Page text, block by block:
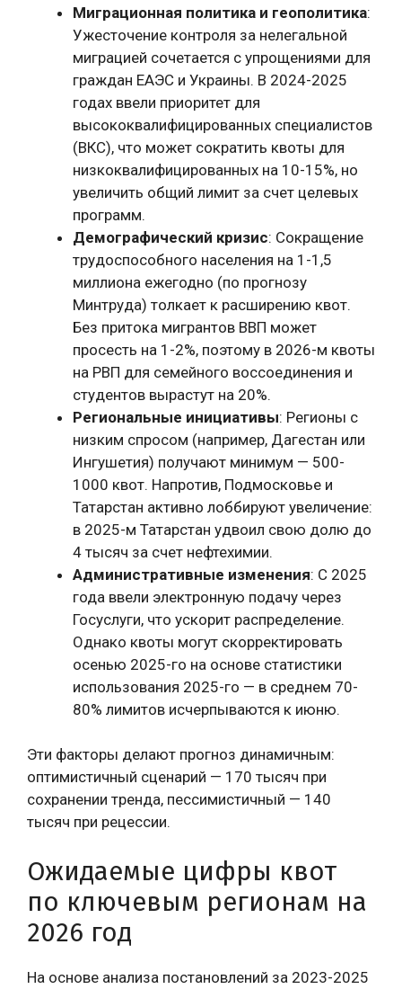
Миграционная политика и геополитика:
Ужесточение контроля за нелегальной
миграцией сочетается с упрощениями для
граждан ЕАЭС и Украины. В 2024-2025
годах ввели приоритет для
высококвалифицированных специалистов
(ВКС), что может сократить квоты для
низкоквалифицированных на 10-15%, но
увеличить общий лимит за счет целевых
программ.
Демографический кризис: Сокращение
трудоспособного населения на 1-1,5
миллиона ежегодно (по прогнозу
Минтруда) толкает к расширению квот.
Без притока мигрантов ВВП может
просесть на 1-2%, поэтому в 2026-м квоты
на РВП для семейного воссоединения и
студентов вырастут на 20%.
Региональные инициативы: Регионы с
низким спросом (например, Дагестан или
Ингушетия) получают минимум — 500-
1000 квот. Напротив, Подмосковье и
Татарстан активно лоббируют увеличение:
в 2025-м Татарстан удвоил свою долю до
4 тысяч за счет нефтехимии.
Административные изменения: С 2025
года ввели электронную подачу через
Госуслуги, что ускорит распределение.
Однако квоты могут скорректировать
осенью 2025-го на основе статистики
использования 2025-го — в среднем 70-
80% лимитов исчерпываются к июню.
Эти факторы делают прогноз динамичным:
оптимистичный сценарий — 170 тысяч при
сохранении тренда, пессимистичный — 140
тысяч при рецессии.
Ожидаемые цифры квот
по ключевым регионам на
2026 год
На основе анализа постановлений за 2023-2025